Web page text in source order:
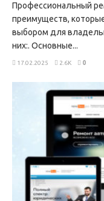
Профессиональный
преимуществ,
выбором для
них:. Основные...
17.02.2025 2.6K 0